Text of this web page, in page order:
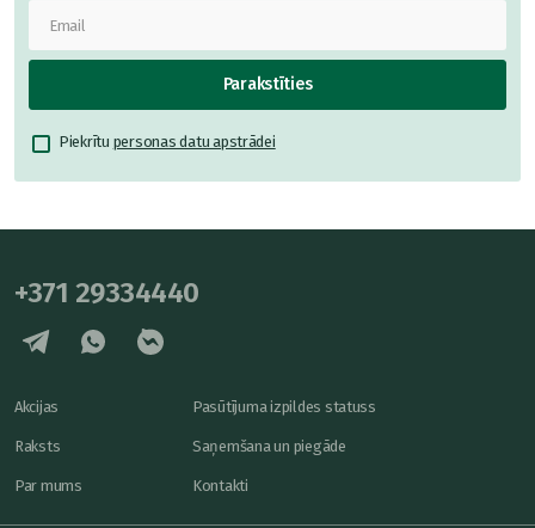
Parakstīties
Piekrītu personas datu apstrādei
+371 29334440
Akcijas
Raksts
Par mums
Pasūtījuma izpildes statuss
Saņemšana un piegāde
Kontakti